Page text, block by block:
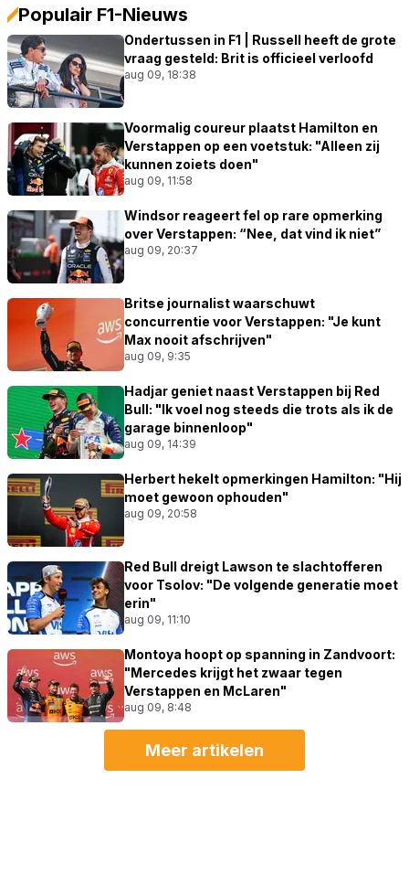
Populair F1-Nieuws
Ondertussen in F1 | Russell heeft de grote
vraag gesteld: Brit is officieel verloofd
aug 09, 18:38
Voormalig coureur plaatst Hamilton en
Verstappen op een voetstuk: "Alleen zij
kunnen zoiets doen"
aug 09, 11:58
Windsor reageert fel op rare opmerking
over Verstappen: “Nee, dat vind ik niet”
aug 09, 20:37
Britse journalist waarschuwt
concurrentie voor Verstappen: "Je kunt
Max nooit afschrijven"
aug 09, 9:35
Hadjar geniet naast Verstappen bij Red
Bull: "Ik voel nog steeds die trots als ik de
garage binnenloop"
aug 09, 14:39
Herbert hekelt opmerkingen Hamilton: "Hij
moet gewoon ophouden"
aug 09, 20:58
Red Bull dreigt Lawson te slachtofferen
voor Tsolov: "De volgende generatie moet
erin"
aug 09, 11:10
Montoya hoopt op spanning in Zandvoort:
"Mercedes krijgt het zwaar tegen
Verstappen en McLaren"
aug 09, 8:48
Meer artikelen